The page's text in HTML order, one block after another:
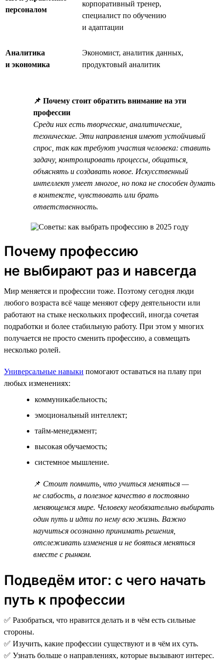
персоналом
корпоративный тренер,
специалист по обучению
и адаптации
Аналитика
и экономика
Экономист, аналитик данных,
продуктовый аналитик
📌 Почему стоит обратить внимание на эти
профессии
Среди них есть творческие, аналитические,
технические. Эти направления имеют устойчивый
спрос, так как требуют участия человека: ставить
задачу, контролировать процессы, общаться,
объяснять и создавать новое. Искусственный
интеллект умеет многое, но пока не способен думать
в контексте, чувствовать или брать
ответственность.
Почему профессию
не выбирают раз и навсегда
Мир меняется и профессии тоже. Поэтому сегодня люди
любого возраста всё чаще меняют сферу деятельности или
работают на стыке нескольких профессий, иногда сочетая
подработки и более стабильную работу. При этом у многих
получается не просто сменить профессию, а совмещать
несколько ролей.
Универсальные навыки помогают оставаться на плаву при
любых изменениях:
коммуникабельность;
эмоциональный интеллект;
тайм-менеджмент;
высокая обучаемость;
системное мышление.
📌 Стоит помнить, что учиться меняться —
не слабость, а полезное качество в постоянно
меняющемся мире. Человеку необязательно выбирать
один путь и идти по нему всю жизнь. Важно
научиться осознанно принимать решения,
отслеживать изменения и не бояться меняться
вместе с рынком.
Подведём итог: с чего начать
путь к профессии
✅ Разобраться, что нравится делать и в чём есть сильные
стороны.
✅ Изучить, какие профессии существуют и в чём их суть.
✅ Узнать больше о направлениях, которые вызывают интерес.